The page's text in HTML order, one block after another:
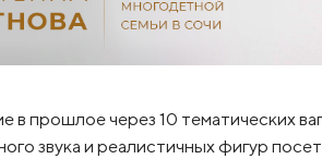
в прошлое через 10 тематических
звука и реалистичных фигур